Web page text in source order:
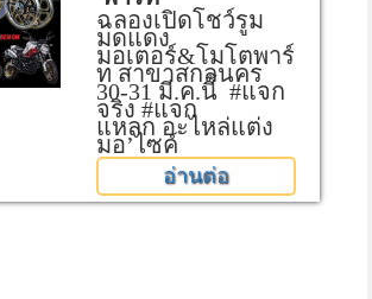
ฉลองเปิดโชว์รูม
มดแดง
มอเตอร์&โมโตพาร์
ท สาขาสกลนคร
30-31 มี.ค.นี้ #แจก
จริง #แจก
แหลก อะไหล่แต่ง
มอ’ไซค์
อ่านต่อ